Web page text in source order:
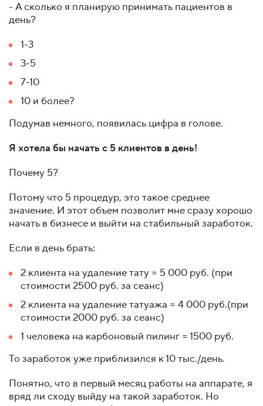
- А сколько я планирую принимать пациентов в
день?
1-3
3-5
7-10
10 и более?
Подумав немного, появилась цифра в голове.
Я хотела бы начать с 5 клиентов в день!
Почему 5?
Потому что 5 процедур, это такое среднее
значение. И этот объем позволит мне сразу хорошо
начать в бизнесе и выйти на стабильный заработок.
Если в день брать:
2 клиента на удаление тату = 5 000 руб. (при
стоимости 2500 руб. за сеанс)
2 клиента на удаление татуажа = 4 000 руб.(при
стоимости 2000 руб. за сеанс)
1 человека на карбоновый пилинг = 1500 руб.
То заработок уже приблизился к 10 тыс./день.
Понятно, что в первый месяц работы на аппарате, я
вряд ли сходу выйду на такой заработок. Но